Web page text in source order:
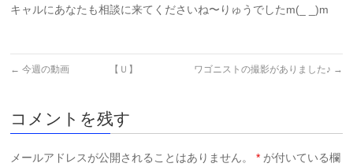
キャルにあなたも相談に来てくださいね〜りゅうでしたm(_ _)m
← 今週の動画 【Ｕ】 ワゴニストの撮影がありました♪ →
コメントを残す
メールアドレスが公開されることはありません。 * が付いている欄